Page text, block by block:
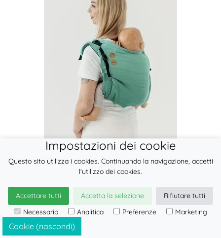
preschool, tessitura spina di pesce,
100% cotone...
Cookie (nascondi)
Impostazioni dei cookie
Questo sito utilizza i cookies. Continuando la navigazione, accetti
l'utilizzo dei cookies.
Accettare tutti Accetta la selezione
Rifiutare tutti
Necessario
Analitica Preferenze Marketing